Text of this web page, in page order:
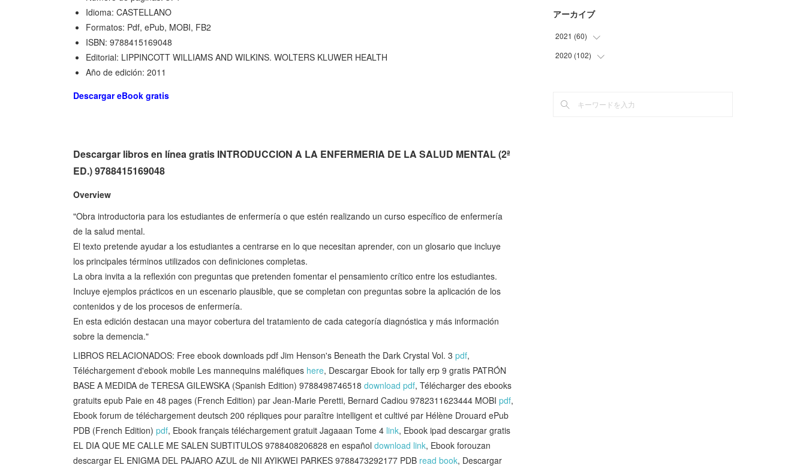
Idioma: CASTELLANO
Formatos: Pdf, ePub, MOBI, FB2
ISBN: 9788415169048
Editorial: LIPPINCOTT WILLIAMS AND WILKINS. WOLTERS KLUWER HEALTH
Año de edición: 2011
Descargar eBook gratis
Descargar libros en línea gratis INTRODUCCION A LA ENFERMERIA DE LA SALUD MENTAL (2ª
ED.) 9788415169048
Overview
"Obra introductoria para los estudiantes de enfermería o que estén realizando un curso específico de enfermería
de la salud mental.
El texto pretende ayudar a los estudiantes a centrarse en lo que necesitan aprender, con un glosario que incluye
los principales términos utilizados con definiciones completas.
La obra invita a la reflexión con preguntas que pretenden fomentar el pensamiento crítico entre los estudiantes.
Incluye ejemplos prácticos en un escenario plausible, que se completan con preguntas sobre la aplicación de los
contenidos y de los procesos de enfermería.
En esta edición destacan una mayor cobertura del tratamiento de cada categoría diagnóstica y más información
sobre la demencia."
LIBROS RELACIONADOS: Free ebook downloads pdf Jim Henson's Beneath the Dark Crystal Vol. 3 pdf,
Téléchargement d'ebook mobile Les mannequins maléfiques here, Descargar Ebook for tally erp 9 gratis PATRÓN
BASE A MEDIDA de TERESA GILEWSKA (Spanish Edition) 9788498746518 download pdf, Télécharger des ebooks
gratuits epub Paie en 48 pages (French Edition) par Jean-Marie Peretti, Bernard Cadiou 9782311623444 MOBI pdf,
Ebook forum de téléchargement deutsch 200 répliques pour paraître intelligent et cultivé par Hélène Drouard ePub
PDB (French Edition) pdf, Ebook français téléchargement gratuit Jagaaan Tome 4 link, Ebook ipad descargar gratis
EL DIA QUE ME CALLE ME SALEN SUBTITULOS 9788408206828 en español download link, Ebook forouzan
descargar EL ENIGMA DEL PAJARO AZUL de NII AYIKWEI PARKES 9788473292177 PDB read book, Descargar
アーカイブ
2021 (60)
(12
(
2020 (102)
(